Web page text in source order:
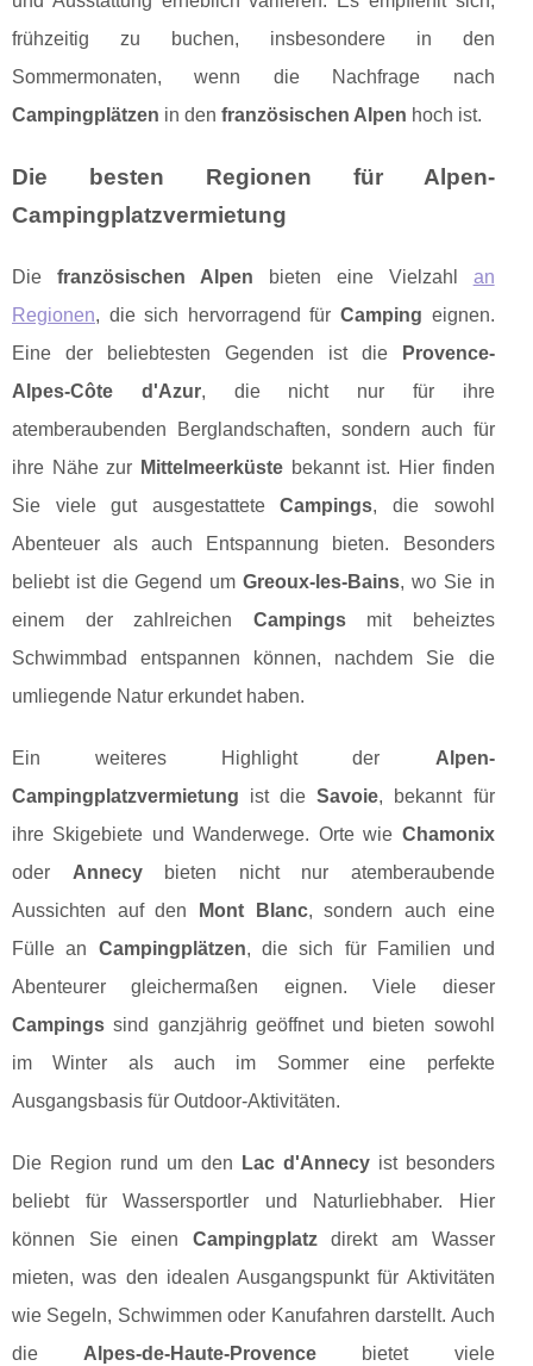
frühzeitig zu buchen, insbesondere in den
Sommermonaten, wenn die Nachfrage nach
Campingplätzen in den französischen Alpen hoch ist.
Die besten Regionen für Alpen-
Campingplatzvermietung
Die französischen Alpen bieten eine Vielzahl an
Regionen, die sich hervorragend für Camping eignen.
Eine der beliebtesten Gegenden ist die
Provence-
Alpes-Côte d'Azur, die nicht nur für ihre
atemberaubenden Berglandschaften, sondern auch für
ihre Nähe zur Mittelmeerküstebekannt ist. Hier finden
Sie viele gut ausgestatteteCampings, die sowohl
Abenteuer als auch Entspannung bieten. Besonders
beliebt ist die Gegend umGreoux-les-Bains, wo Sie in
einem der zahlreichen Campingsmit beheiztes
Schwimmbad entspannen können, nachdem Sie die
umliegende Natur erkundet haben.
Ein weiteres Highlight der Alpen-
Campingplatzvermietung ist dieSavoie, bekannt für
ihre Skigebiete und Wanderwege. Orte wie Chamonix
oder Annecybieten nicht nur atemberaubende
Aussichten auf den
Mont Blanc, sondern auch eine
Fülle an Campingplätzen, die sich für Familien und
Abenteurer gleichermaßen eignen. Viele dieser
Campings sind ganzjährig geöffnet und bieten sowohl
im Winter als auch im Sommer eine perfekte
Ausgangsbasis für Outdoor-Aktivitäten.
Die Region rund um den Lac d'Annecyist besonders
beliebt für Wassersportler und Naturliebhaber. Hier
können Sie einen Campingplatzdirekt am Wasser
mieten, was den idealen Ausgangspunkt für Aktivitäten
wie Segeln, Schwimmen oder Kanufahren darstellt. Auch
die Alpes-de-Haute-Provence bietet viele